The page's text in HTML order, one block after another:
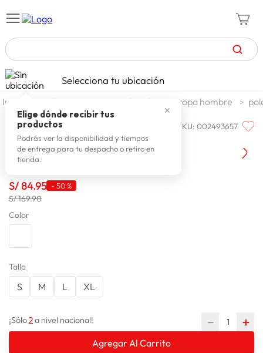
TÉRMINOS MÁS BUSCADOS
1. zapatillas mujer
2. celulares
3. zapatillas hombre
4. moda
6. tv
7.
10. lavadora
Selecciona tu ubicación
✕
Elige dónde recibir tus
productos
Podrás ver la disponibilidad y tiempos
de entrega para tu despacho o retiro en
tienda.
moda y accesorios hombre ropa hombre
HUNTINGTON SKU:002493657
Huntington Szh 633-433-210 For
S/84.95 - 50 %
S/ 169.90
Color
Talla
S M L XL
¡Sólo2a nivel nacional! ＋
－
Agregar Al Carrito